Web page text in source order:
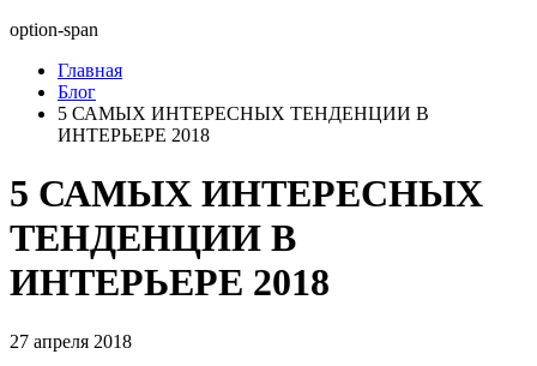
option-span
Главная
Блог
5 САМЫХ ИНТЕРЕСНЫХ ТЕНДЕНЦИИ В
ИНТЕРЬЕРЕ 2018
5 САМЫХ ИНТЕРЕСНЫХ
ТЕНДЕНЦИИ В
ИНТЕРЬЕРЕ 2018
27 апреля 2018